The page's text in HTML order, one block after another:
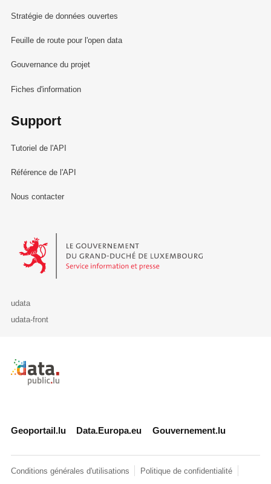
Stratégie de données ouvertes
Feuille de route pour l'open data
Gouvernance du projet
Fiches d'information
Support
Tutoriel de l'API
Référence de l'API
Nous contacter
Le Gouvernement du Grand-Duché de Luxembourg - Service
udata
udata-front
Retour à l'accueil de data.public.lu
Geoportail.lu Data.Europa.eu Gouvernement.lu
Conditions générales d'utilisations Politique de confidentialité